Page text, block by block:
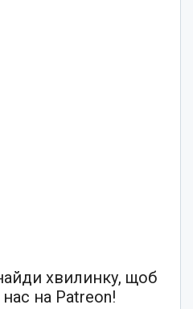
хвилинку, щоб
на Patreon!